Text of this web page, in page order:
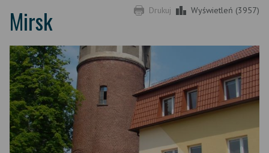
Drukuj Wyświetleń (3957)
Mirsk